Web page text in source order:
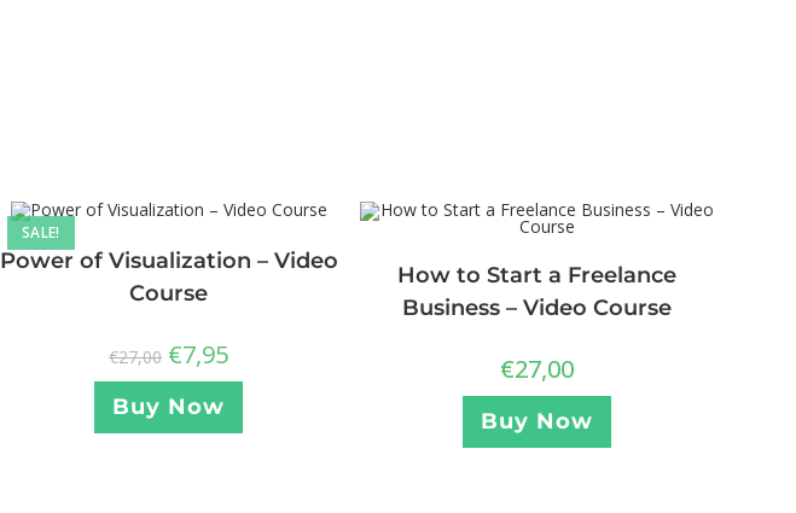
SALE!
Power of Visualization – Video
Course
€27,00 €7,95
Buy Now
How to Start a Freelance
Business – Video Course
€27,00
Buy Now